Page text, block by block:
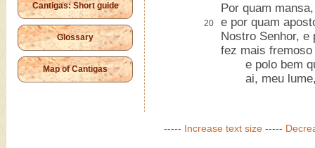
Cantigas: Short guide
Glossary
Map of Cantigas
Por quam
20
e por quam
Nostro Senhor, e
fez mais
e polo bem
ai, meu lume,
----- Increase text size -----